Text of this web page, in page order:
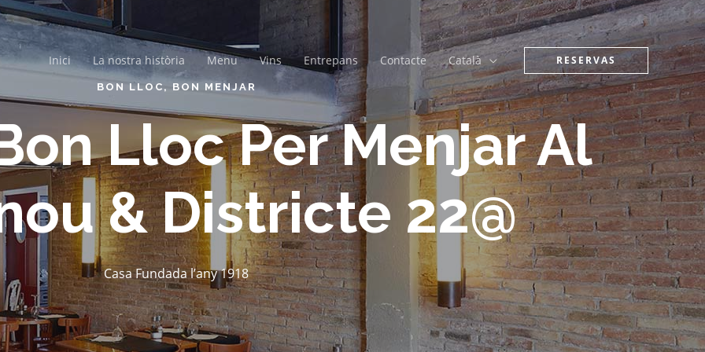
Inici La nostra història Menu Vins Entrepans Contacte Català RESERVAS
BON LLOC, BON MENJAR
Lloc Per Menjar Al
& Districte 22@
Casa Fundada l’any 1918